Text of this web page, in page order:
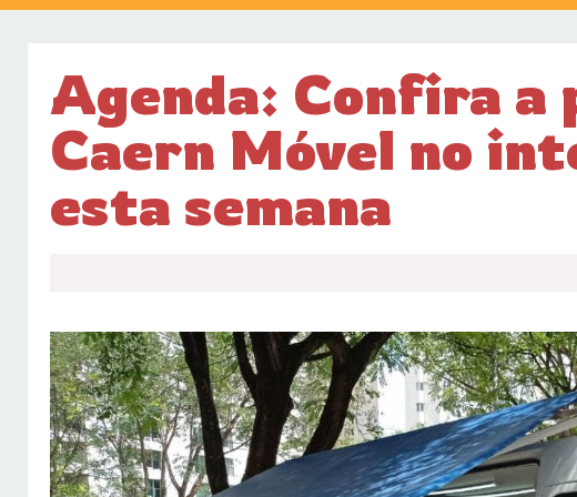
Agenda: Confira a
Caern Móvel no
esta semana